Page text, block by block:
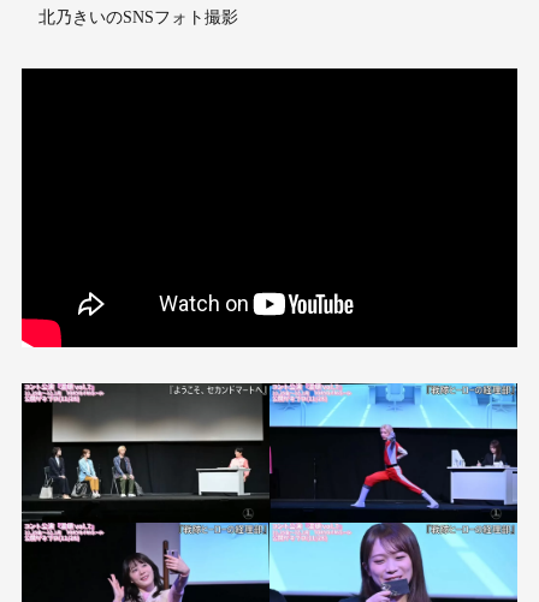
北乃きいのSNSフォト撮影